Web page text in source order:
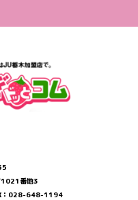
1021番地3
028-648-1194